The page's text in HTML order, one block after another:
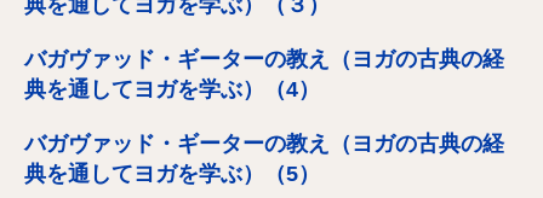
典を通してヨガを学ぶ）（３）
バガヴァッド・ギーターの教え（ヨガの古典の経
典を通してヨガを学ぶ）（4）
バガヴァッド・ギーターの教え（ヨガの古典の経
典を通してヨガを学ぶ）（5）